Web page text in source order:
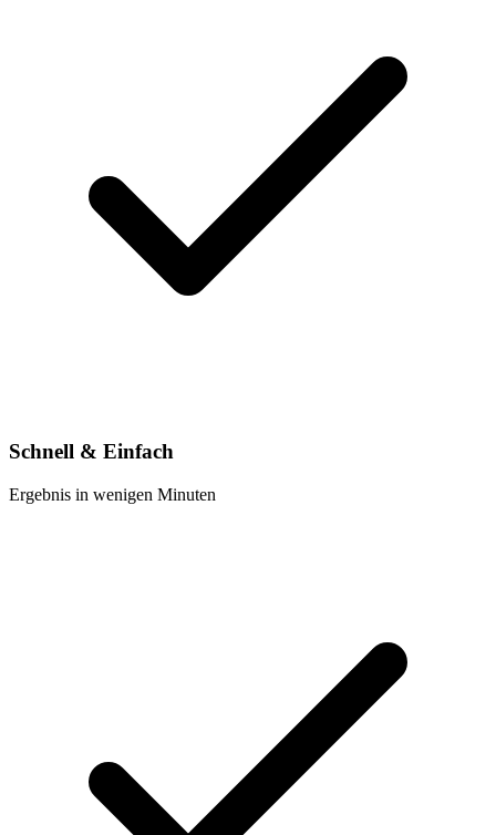
Schnell & Einfach
Ergebnis in wenigen Minuten